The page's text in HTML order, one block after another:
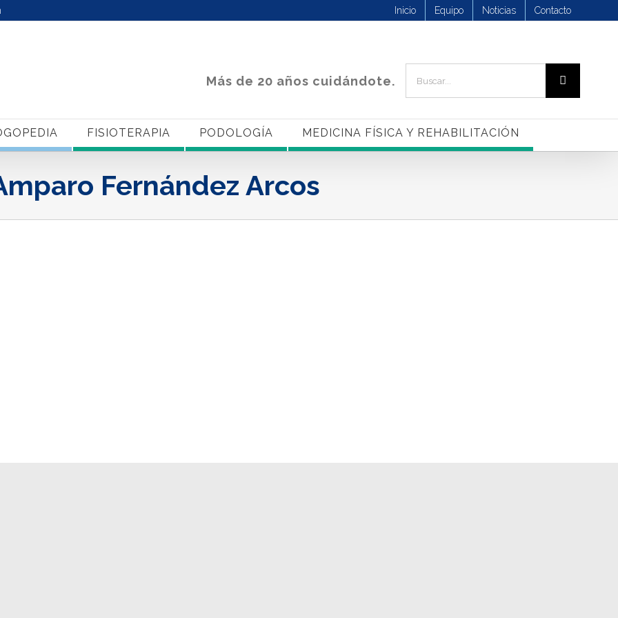
Inicio Equipo Noticias Contacto
Más de 20 años cuidándote.
FISIOTERAPIA PODOLOGÍA MEDICINA FÍSICA Y REHABILITACIÓN
Fernández Arcos